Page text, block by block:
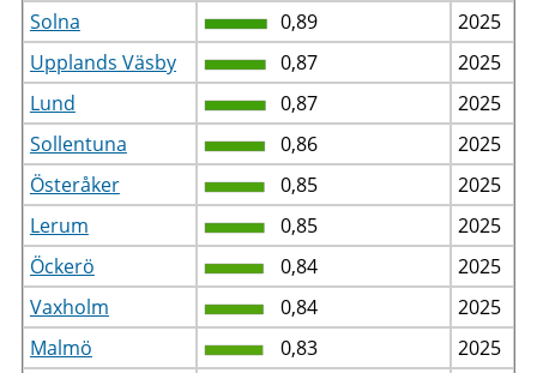
Solna
0,89
2025
Upplands Väsby
0,87
2025
Lund
0,87
2025
Sollentuna
0,86
2025
Österåker
0,85
2025
Lerum
0,85
2025
Öckerö
0,84
2025
Vaxholm
0,84
2025
Malmö
0,83
2025